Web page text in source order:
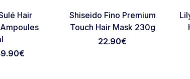
Otkaži pregled Pošaljite pregled
Hair
Favorite
Shiseido Fino Premium
Touch Hair Mask 230g
22.90€